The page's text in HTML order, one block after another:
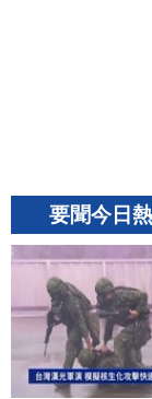
要聞今日